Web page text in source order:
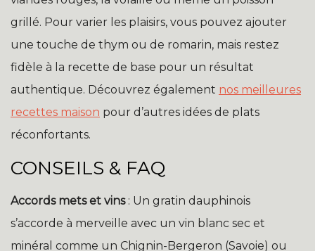
grillé. Pour varier les plaisirs, vous pouvez ajouter
une touche de thym ou de romarin, mais restez
fidèle à la recette de base pour un résultat
authentique. Découvrez également nos meilleures
recettes maison pour d’autres idées de plats
réconfortants.
CONSEILS & FAQ
Accords mets et vins: Un gratin dauphinois
s’accorde à merveille avec un vin blanc sec et
minéral comme un Chignin-Bergeron (Savoie) ou